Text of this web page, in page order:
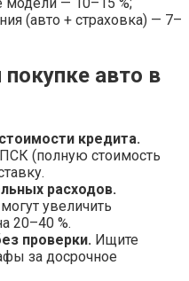
модели — 10–15 %;
(авто + страховка) — 7–
авто в
кредита.
(полную стоимость
расходов.
увеличить
20–40 %.
проверки. Ищите
за досрочное